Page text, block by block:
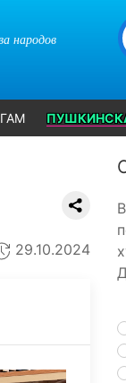
народов
29.10.2024